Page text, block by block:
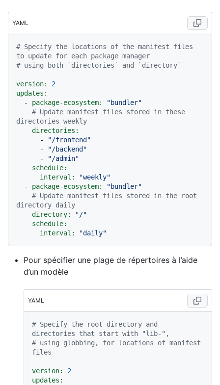
YAML
# Specify the locations of the manifest files
to update for each package manager
# using both `directories` and `directory`
version:
2
updates:
-
package-ecosystem:
"bundler"
# Update manifest files stored in these
directories weekly
directories:
-
"/frontend"
-
"/backend"
-
"/admin"
schedule:
interval:
"weekly"
-
package-ecosystem:
"bundler"
# Update manifest files stored in the root
directory daily
directory:
"/"
schedule:
interval:
"daily"
Pour spécifier une plage de répertoires à l’aide
d’un modèle
YAML
# Specify the root directory and
directories that start with "lib-",
# using globbing, for locations of manifest
files
version:
2
updates: